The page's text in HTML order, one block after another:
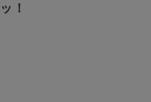
！